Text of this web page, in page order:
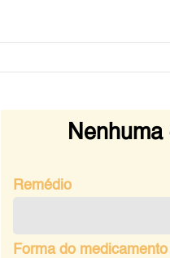
Remédio
Forma do medicamento